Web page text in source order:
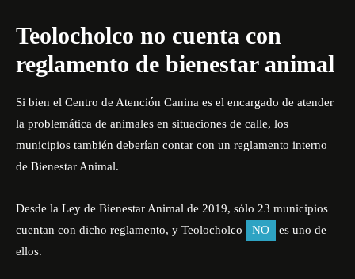
Teolocholco no cuenta con
reglamento de bienestar animal
Si bien el Centro de Atención Canina es el encargado de atender
la problemática de animales en situaciones de calle, los
municipios también deberían contar con un reglamento interno
de Bienestar Animal.
Desde la Ley de Bienestar Animal de 2019, sólo 23 municipios
cuentan con dicho reglamento, y Teolocholco
NO
es uno de
ellos.